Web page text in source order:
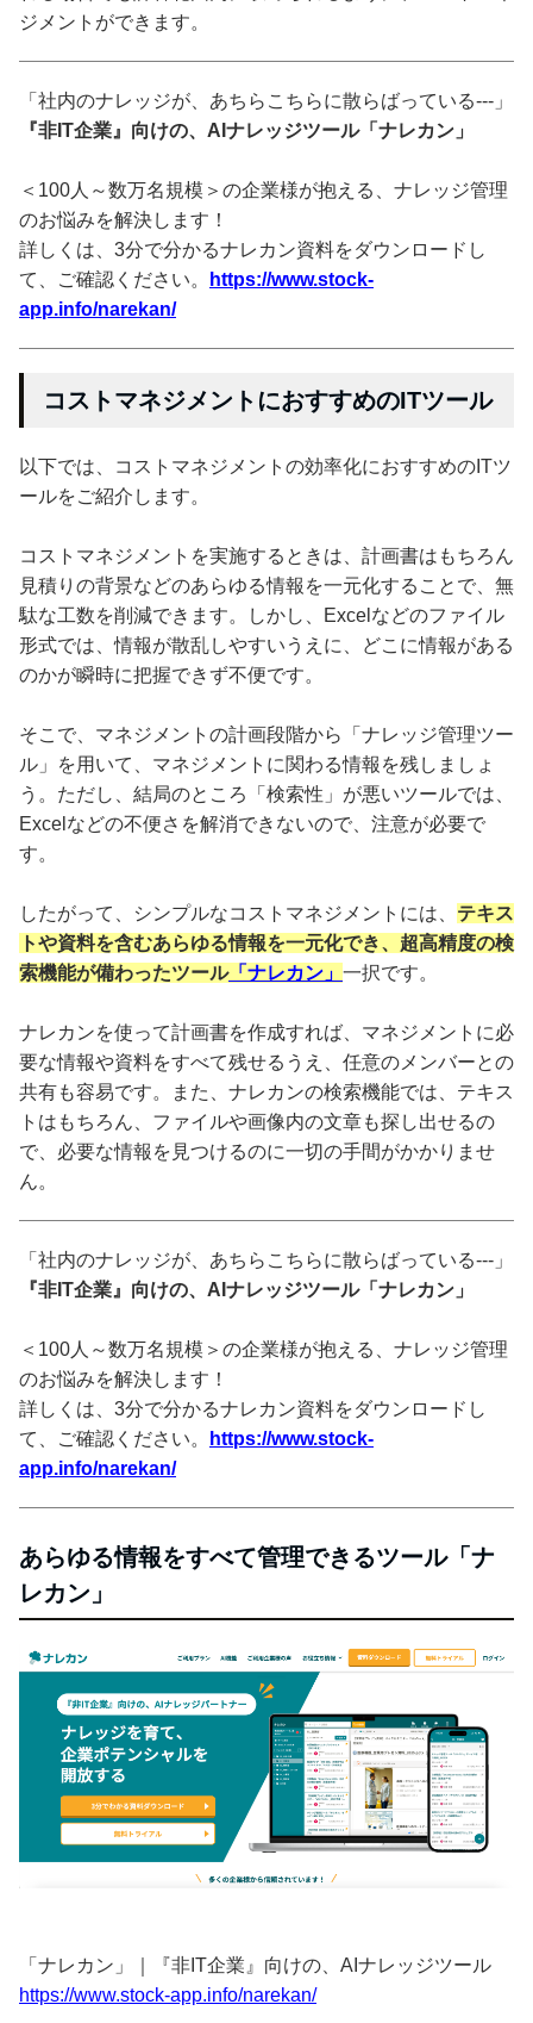
ジメントができます。
「社内のナレッジが、あちらこちらに散らばっている---」
『非IT企業』向けの、AIナレッジツール「ナレカン」
＜100人～数万名規模＞の企業様が抱える、ナレッジ管理
のお悩みを解決します！
詳しくは、3分で分かるナレカン資料をダウンロードし
て、ご確認ください。
https://www.stock-
app.info/narekan/
コストマネジメントにおすすめのITツール
以下では、コストマネジメントの効率化におすすめのITツ
ールをご紹介します。
コストマネジメントを実施するときは、計画書はもちろん
見積りの背景などのあらゆる情報を一元化することで、無
駄な工数を削減できます。しかし、Excelなどのファイル
形式では、情報が散乱しやすいうえに、どこに情報がある
のかが瞬時に把握できず不便です。
そこで、マネジメントの計画段階から「ナレッジ管理ツー
ル」を用いて、マネジメントに関わる情報を残しましょ
う。ただし、結局のところ「検索性」が悪いツールでは、
Excelなどの不便さを解消できないので、注意が必要で
す。
したがって、シンプルなコストマネジメントには、 テキス
トや資料を含むあらゆる情報を一元化でき、超高精度の検
索機能が備わったツール「ナレカン」 一択です。
ナレカンを使って計画書を作成すれば、マネジメントに必
要な情報や資料をすべて残せるうえ、任意のメンバーとの
共有も容易です。また、ナレカンの検索機能では、テキス
トはもちろん、ファイルや画像内の文章も探し出せるの
で、必要な情報を見つけるのに一切の手間がかかりませ
ん。
「社内のナレッジが、あちらこちらに散らばっている---」
『非IT企業』向けの、AIナレッジツール「ナレカン」
＜100人～数万名規模＞の企業様が抱える、ナレッジ管理
のお悩みを解決します！
詳しくは、3分で分かるナレカン資料をダウンロードし
て、ご確認ください。
https://www.stock-
app.info/narekan/
あらゆる情報をすべて管理できるツール「ナ
レカン」
「ナレカン」｜『非IT企業』向けの、AIナレッジツール
https://www.stock-app.info/narekan/